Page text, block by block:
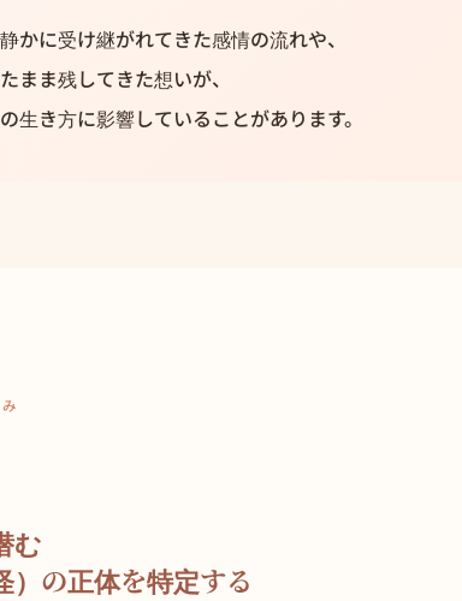
かに受け継がれてきた感情の流れや、
まま残してきた想いが、
生き方に影響していることがあります。
む
）の正体を特定する